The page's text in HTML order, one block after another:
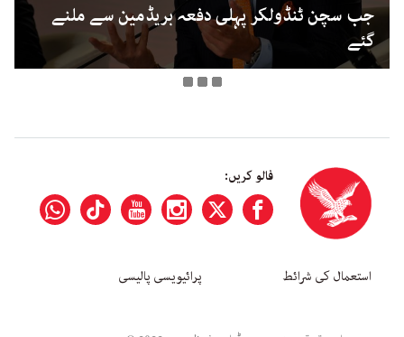
جب سچن ٹنڈولکر پہلی دفعہ بریڈمین سے ملنے
گئے
فالو کریں:
استعمال کی شرائط پرائیویسی پالیسی